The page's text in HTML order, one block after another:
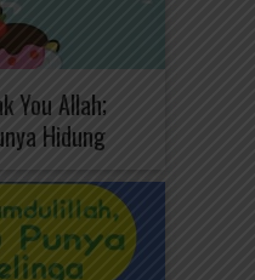
You Allah;
Hidung